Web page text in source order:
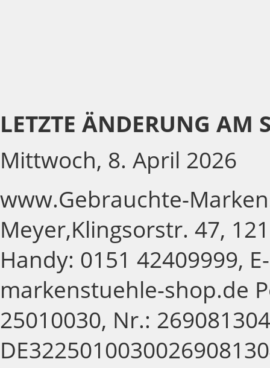
LETZTE ÄNDERUNG AM
Mittwoch, 8. April 2026
www.Gebrauchte-
Meyer,Klingsorstr. 47,
Handy: 0151 42409999,
markenstuehle-shop.de
25010030, Nr.: